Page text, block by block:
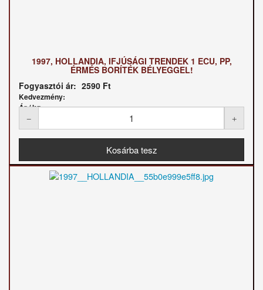
1997, HOLLANDIA, IFJÚSÁGI TRENDEK 1 ECU, PP,
ÉRMÉS BORÍTÉK BÉLYEGGEL!
Fogyasztói ár: 2590 Ft
Kedvezmény:
Ár / kg: